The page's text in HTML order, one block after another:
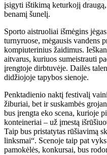
įsigyti ištikimą keturkojį
benamį šunelį.
Sporto aistruoliai išmėgins
turnyruose, mėgausis vandens
kompiuterinius žaidimus.
aitvarus, kuriuos sumeistrauti
įrengtoje dirbtuvėje. Dailės
didžiojoje tapybos sienoje.
Penktadienio naktį festivalį
žiburiai, bet ir suskambės
bus įrengta eko scena, kurioje
konteineriai – už įmestą
Taip bus pristatytas rūšiavimą
linksmai“. Scenoje taip pat
pamokėlės, konkursai, bus